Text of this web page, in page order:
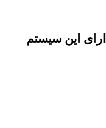
این سیستم